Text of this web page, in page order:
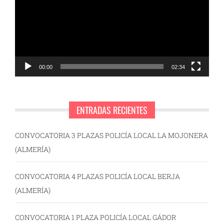
00:00 02:34
ENTRADAS RECIENTES
CONVOCATORIA 3 PLAZAS POLICÍA LOCAL LA MOJONERA
(ALMERÍA)
CONVOCATORIA 4 PLAZAS POLICÍA LOCAL BERJA
(ALMERÍA)
CONVOCATORIA 1 PLAZA POLICÍA LOCAL GÁDOR